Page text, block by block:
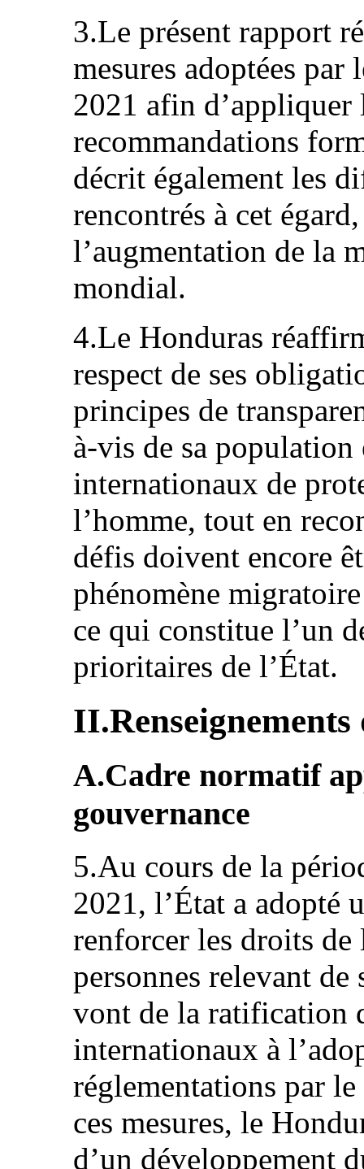
3.Le présent rapport
mesures adoptées
2021 afin
recommandations
décrit également les
rencontrés à cet
l’augmentation de la
mondial.
4.Le Honduras
respect de ses
principes de
à-vis de sa population
internationaux de
l’homme, tout en
défis doivent encore
phénomène
ce qui constitue l’un
prioritaires de l’État.
II.Renseignements
A.Cadre normatif
gouvernance
5.Au cours de la
2021, l’État a adopté
renforcer les droits de
personnes relevant
vont de la ratification
internationaux à
réglementations par
ces mesures, le
d’un développement